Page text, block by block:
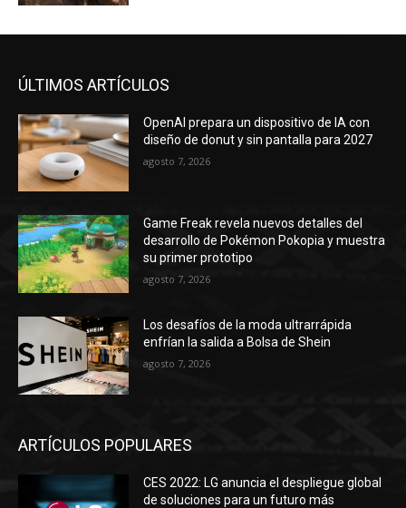
ÚLTIMOS ARTÍCULOS
OpenAI prepara un dispositivo de IA con
diseño de donut y sin pantalla para 2027
agosto 7, 2026
Game Freak revela nuevos detalles del
desarrollo de Pokémon Pokopia y muestra
su primer prototipo
agosto 7, 2026
Los desafíos de la moda ultrarrápida
enfrían la salida a Bolsa de Shein
agosto 7, 2026
ARTÍCULOS POPULARES
CES 2022: LG anuncia el despliegue global
de soluciones para un futuro más